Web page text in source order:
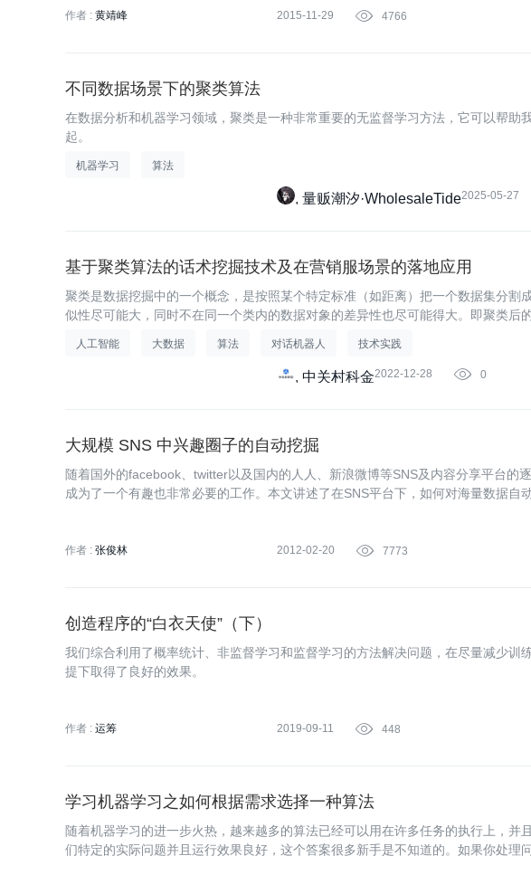
作者 : 黄靖峰 2015-11-29  4766
不同数据场景下的聚类算法
在数据分析和机器学习领域，聚类是一种非常重要的无监督学习方法，它可以帮助
起。
机器学习 算法
量贩潮汐·WholesaleTide2025-05-27
基于聚类算法的话术挖掘技术及在营销服场景的落地应用
聚类是数据挖掘中的一个概念，是按照某个特定标准（如距离）把一个数据集分割
似性尽可能大，同时不在同一个类内的数据对象的差异性也尽可能得大。即聚类后
人工智能 大数据 算法 对话机器人 技术实践
中关村科金2022-12-28  0
大规模 SNS 中兴趣圈子的自动挖掘
随着国外的facebook、twitter以及国内的人人、新浪微博等SNS及内容分享平台的
成为了一个有趣也非常必要的工作。本文讲述了在SNS平台下，如何对海量数据自
作者 : 张俊林 2012-02-20  7773
创造程序的“白衣天使”（下）
我们综合利用了概率统计、非监督学习和监督学习的方法解决问题，在尽量减少训
提下取得了良好的效果。
作者 : 运筹 2019-09-11  448
学习机器学习之如何根据需求选择一种算法
随着机器学习的进一步火热，越来越多的算法已经可以用在许多任务的执行上，
们特定的实际问题并且运行效果良好，这个答案很多新手是不知道的。如果你处理